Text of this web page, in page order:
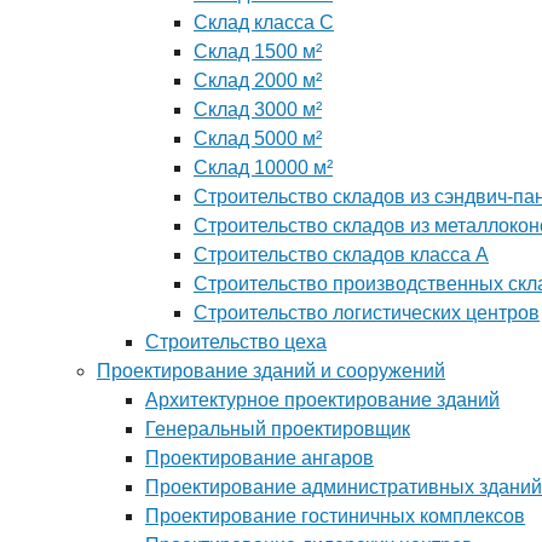
Склад класса С
Склад 1500 м²
Склад 2000 м²
Склад 3000 м²
Склад 5000 м²
Склад 10000 м²
Строительство складов из сэндвич-
Строительство складов из
Строительство складов класса А
Строительство производственных
Строительство логистических центров
Строительство цеха
Проектирование зданий и сооружений
Архитектурное проектирование зданий
Генеральный проектировщик
Проектирование ангаров
Проектирование административных зданий
Проектирование гостиничных комплексов